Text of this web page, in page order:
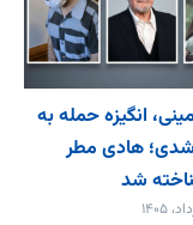
انگیزه حمله به
هادی مطر
شد